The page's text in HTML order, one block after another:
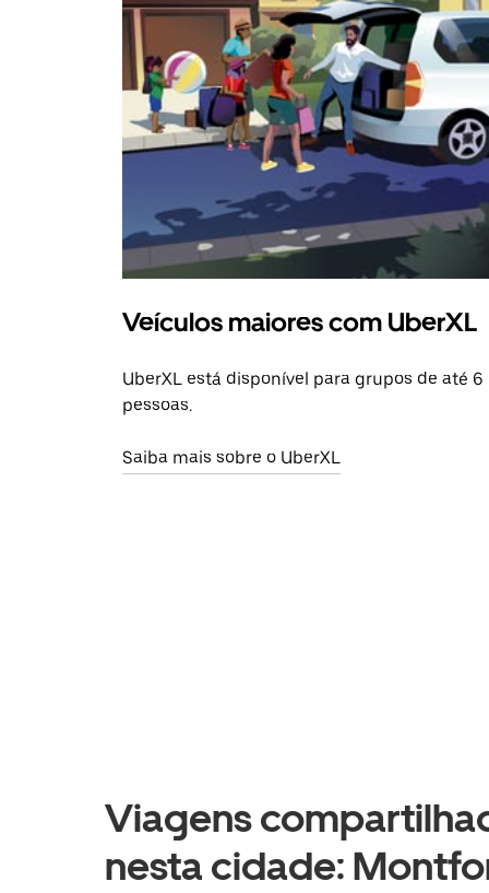
Veículos maiores com UberXL
UberXL está disponível para grupos de até 6
pessoas.
Saiba mais sobre o UberXL
Viagens
nesta cidade: